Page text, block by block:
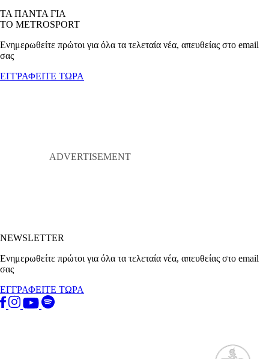
ΤΑ ΠΑΝΤΑ ΓΙΑ
ΤΟ METROSPORT
Ενημερωθείτε πρώτοι για όλα τα τελεταία νέα, απευθείας στο email
σας
ΕΓΓΡΑΦΕΙΤΕ ΤΩΡΑ
NEWSLETTER
Ενημερωθείτε πρώτοι για όλα τα τελεταία νέα, απευθείας στο email
σας
ΕΓΓΡΑΦΕΙΤΕ ΤΩΡΑ